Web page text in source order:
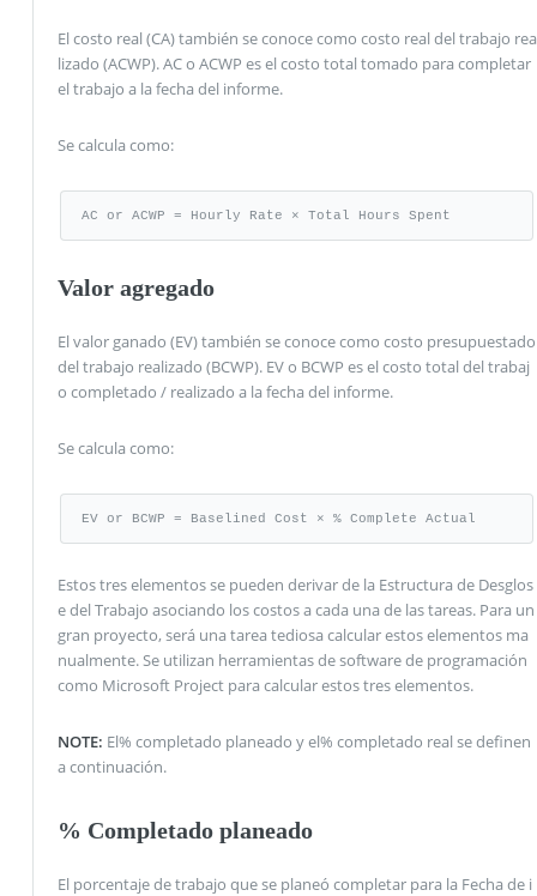
El costo real (CA) también se conoce como costo real del trabajo rea
lizado (ACWP). AC o ACWP es el costo total tomado para completar
el trabajo a la fecha del informe.
Se calcula como:
AC or ACWP = Hourly Rate × Total Hours Spent
Valor agregado
El valor ganado (EV) también se conoce como costo presupuestado
del trabajo realizado (BCWP). EV o BCWP es el costo total del trabaj
o completado / realizado a la fecha del informe.
Se calcula como:
EV or BCWP = Baselined Cost × % Complete Actual
Estos tres elementos se pueden derivar de la Estructura de Desglos
e del Trabajo asociando los costos a cada una de las tareas. Para un
gran proyecto, será una tarea tediosa calcular estos elementos ma
nualmente. Se utilizan herramientas de software de programación
como Microsoft Project para calcular estos tres elementos.
NOTE: El% completado planeado y el% completado real se definen
a continuación.
% Completado planeado
El porcentaje de trabajo que se planeó completar para la Fecha de i